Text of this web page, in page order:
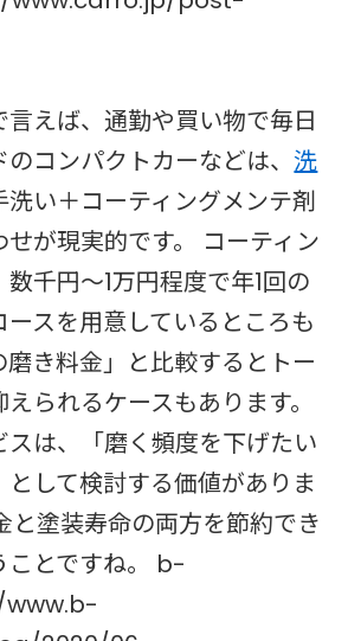
えば、通勤や買い物で毎日
のコンパクトカーなどは、洗
洗い＋コーティングメンテ剤
せが現実的です。 コーティン
千円～1万円程度で年1回の
スを用意しているところも
磨き料金」と比較するとトー
られるケースもあります。
スは、「磨く頻度を下げたい
して検討する価値がありま
と塗装寿命の両方を節約でき
ことですね。 b-